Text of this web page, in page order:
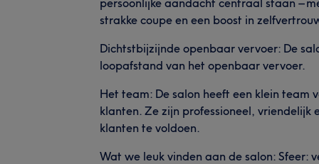
strakke coupe en een boost in
Dichtstbijzijnde openbaar vervoer: De
loopafstand van het openbaar vervoer.
Het team: De salon heeft een klein team
klanten. Ze zijn professioneel, vriendelijk
klanten te voldoen.
Wat we leuk vinden aan de salon: Sfeer: